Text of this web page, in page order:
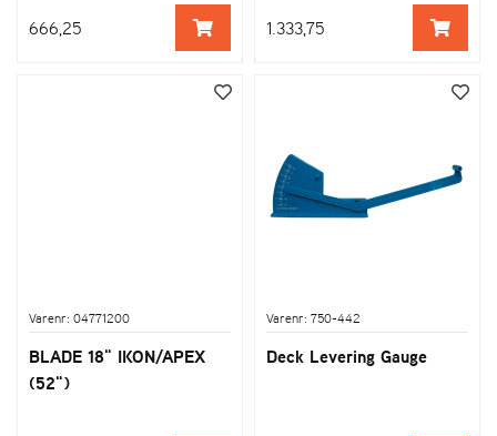
666,25 1.333,75
Varenr: 04771200
BLADE 18" IKON/APEX
(52")
Varenr: 750-442
Deck Levering Gauge